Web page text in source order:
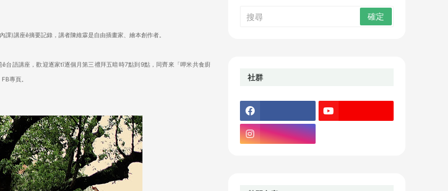
)講座ê摘要記錄，講者陳維霖是自由插畫家、繪本創作者。
台語講座，歡迎逐家tī逐個月第三禮拜五暗時7點到9點，同齊來「呷米共食廚
專頁。 社群